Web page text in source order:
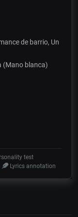
de barrio, Un
(Mano blanca)
test
Lyrics annotation